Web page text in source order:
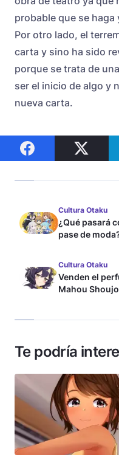
probable que se
Por otro lado, el
carta y sino ha sido
porque se trata de
ser el inicio de algo y
nueva carta.
Cultura Otaku
¿Qué pasará
pase de
Cultura Otaku
Venden el
Mahou
Te podría